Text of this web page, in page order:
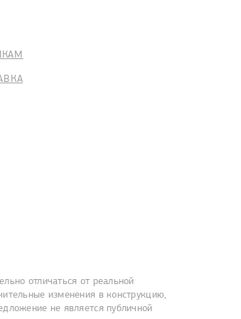
отличаться от реальной
изменения в конструкцию,
не является публичной